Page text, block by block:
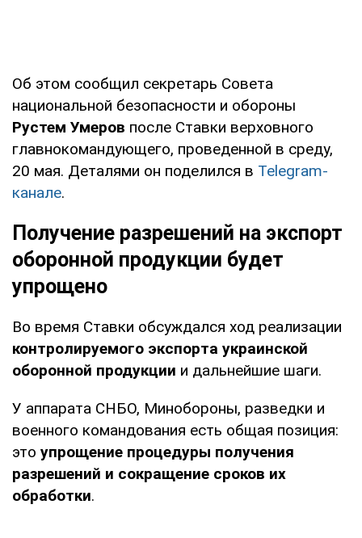
Об этом сообщил секретарь Совета
национальной безопасности и обороны
Рустем Умеров после Ставки верховного
главнокомандующего, проведенной в среду,
20 мая. Деталями он поделился в Telegram-
канале.
Получение разрешений на экспорт
оборонной продукции будет
упрощено
Во время Ставки обсуждался ход реализации
контролируемого экспорта украинской
оборонной продукции и дальнейшие шаги.
У аппарата СНБО, Минобороны, разведки и
военного командования есть общая позиция:
это упрощение процедуры получения
разрешений и сокращение сроков их
обработки.